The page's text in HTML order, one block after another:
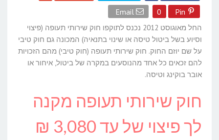
Pin
0
Email
החל מאוגוסט 2012 נכנס לתוקפו חוק שירותי תעופה (פיצוי
וסיוע בשל ביטול טיסה או שינוי בתנאיה) המכונה גם חוק טיבי
על שם יוזם החוק. חוק שירותי תעופה (חוק טיבי) מהם הזכויות
להם זכאים כל אחד מהנוסעים במקרה של ביטול, איחור או
אובר בוקינג וטיסה.
חוק שירותי תעופה מקנה
לך פיצוי של עד 3,080 ₪